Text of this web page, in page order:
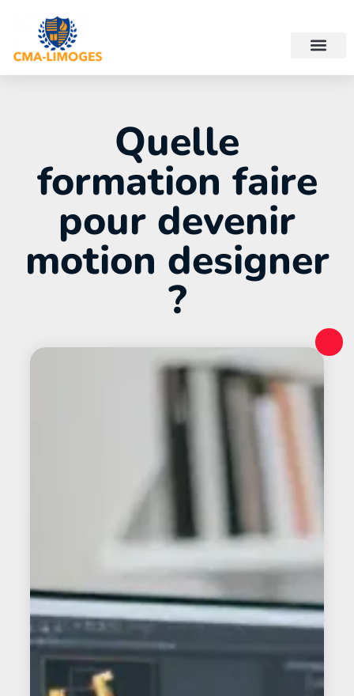
Quelle
formation faire
pour devenir
motion designer
?